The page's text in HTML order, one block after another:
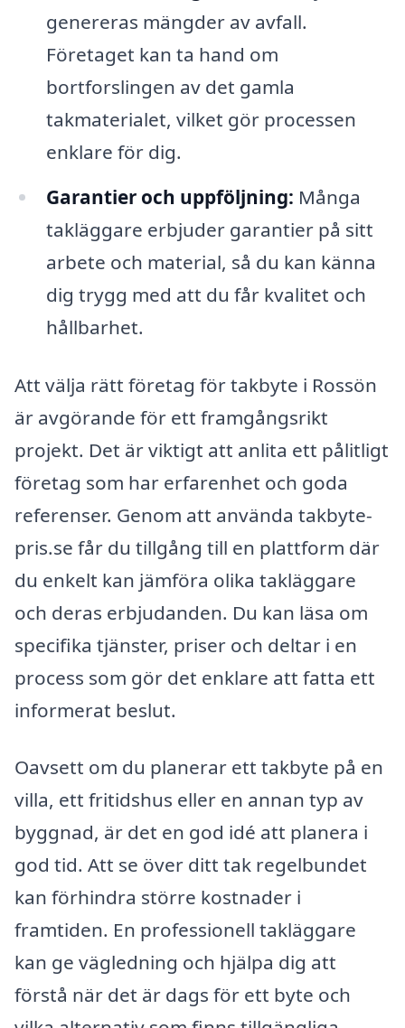
genereras mängder av avfall.
Företaget kan ta hand om
bortforslingen av det gamla
takmaterialet, vilket gör processen
enklare för dig.
Garantier och uppföljning: Många
takläggare erbjuder garantier på sitt
arbete och material, så du kan känna
dig trygg med att du får kvalitet och
hållbarhet.
Att välja rätt företag för takbyte i Rossön
är avgörande för ett framgångsrikt
projekt. Det är viktigt att anlita ett pålitligt
företag som har erfarenhet och goda
referenser. Genom att använda takbyte-
pris.se får du tillgång till en plattform där
du enkelt kan jämföra olika takläggare
och deras erbjudanden. Du kan läsa om
specifika tjänster, priser och deltar i en
process som gör det enklare att fatta ett
informerat beslut.
Oavsett om du planerar ett takbyte på en
villa, ett fritidshus eller en annan typ av
byggnad, är det en god idé att planera i
god tid. Att se över ditt tak regelbundet
kan förhindra större kostnader i
framtiden. En professionell takläggare
kan ge vägledning och hjälpa dig att
förstå när det är dags för ett byte och